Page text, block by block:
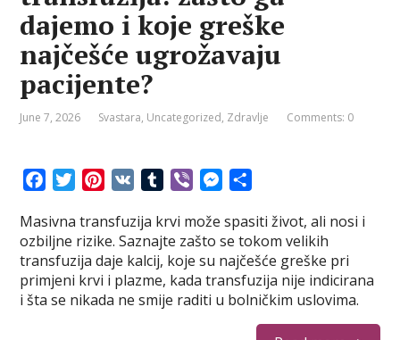
dajemo i koje greške
najčešće ugrožavaju
pacijente?
June 7, 2026 Svastara, Uncategorized, Zdravlje Comments: 0
c
e
b
o
T
t
t
e
n
t
e
r
m
b
r
b
e
r
M
s
s
e
n
a
r
e
Masivna transfuzija krvi može spasiti život, ali nosi i
ozbiljne rizike. Saznajte zašto se tokom velikih
transfuzija daje kalcij, koje su najčešće greške pri
primjeni krvi i plazme, kada transfuzija nije indicirana
i šta se nikada ne smije raditi u bolničkim uslovima.